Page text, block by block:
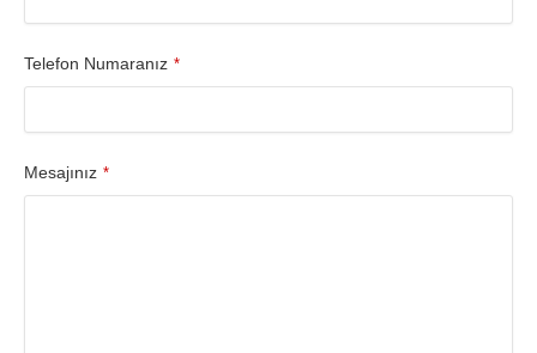
Telefon Numaranız *
Mesajınız *